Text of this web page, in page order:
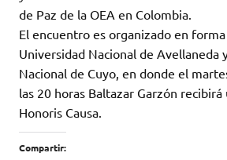
de Paz de la OEA en Colombia.
El encuentro es organizado en
Universidad Nacional de Avellaneda
Nacional de Cuyo, en donde el
las 20 horas Baltazar Garzón
Honoris Causa.
Compartir: